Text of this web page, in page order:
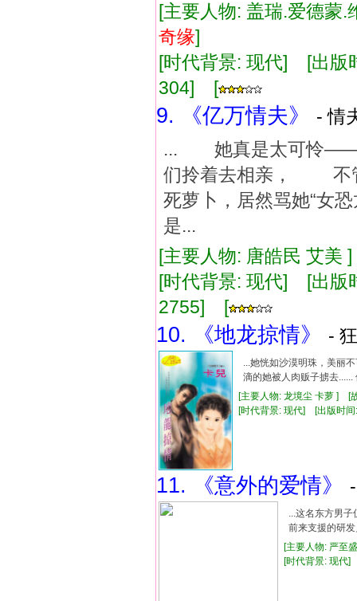
[主要人物: 盖瑞.爱德
奇缘]
[时代背景: 现代] [出
304] [
9. 《亿万情夫》
- 情
... 她真是太可怜——
们拎着去相亲， 不
死萝卜，居然骂她“
是...
[主要人物: 唐皓民 艾
[时代背景: 现代] [出
2755] [
10. 《地龙掠情》 -
...她恍如沙漠明珠，美丽
滴的她被人肉贩子掳去
[主要人物: 龙境尘 卡萝 ] [
[时代背景: 现代] [出版时
11. 《意外的爱情》
...这名东方男
前来支援的研
[主要人物: 严至
[时代背景: 现